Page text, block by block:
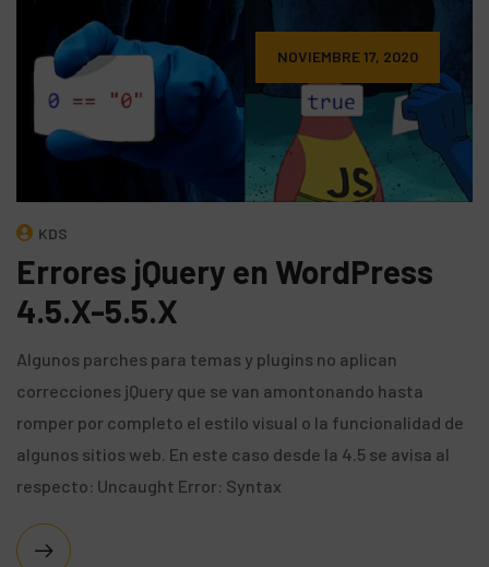
NOVIEMBRE 17, 2020
KDS
Errores jQuery en WordPress
4.5.X-5.5.X
Algunos parches para temas y plugins no aplican
correcciones jQuery que se van amontonando hasta
romper por completo el estilo visual o la funcionalidad de
algunos sitios web. En este caso desde la 4.5 se avisa al
respecto: Uncaught Error: Syntax